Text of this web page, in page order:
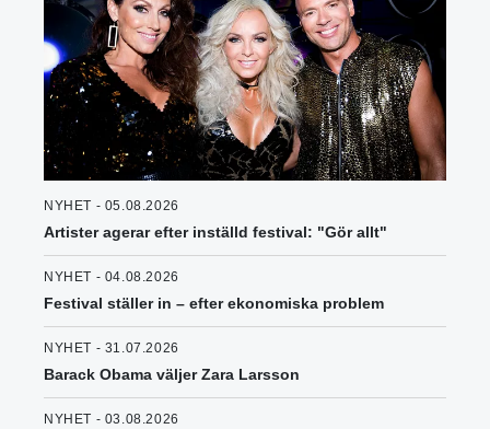
NYHET - 05.08.2026
Artister agerar efter inställd festival: "Gör allt"
NYHET - 04.08.2026
Festival ställer in – efter ekonomiska problem
NYHET - 31.07.2026
Barack Obama väljer Zara Larsson
NYHET - 03.08.2026